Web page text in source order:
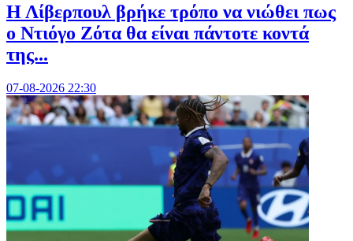
Η Λίβερπουλ βρήκε τρόπο να νιώθει πως
ο Ντιόγο Ζότα θα είναι πάντοτε κοντά
της...
07-08-2026 22:30